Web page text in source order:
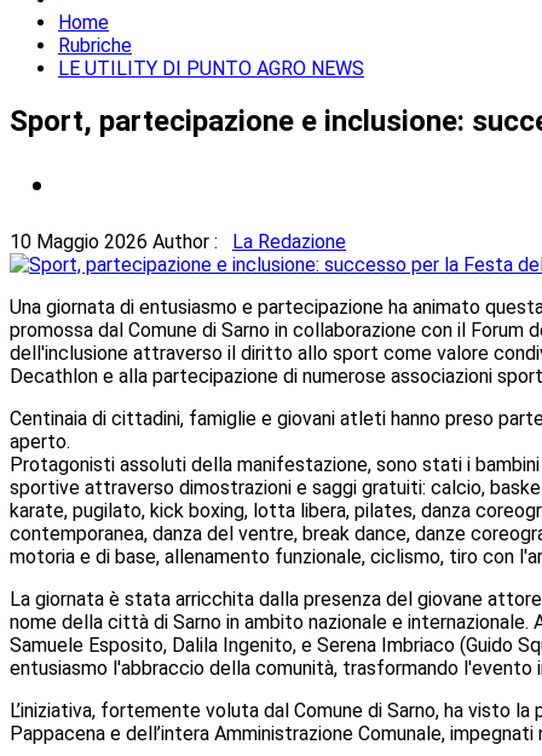
Home
Rubriche
LE UTILITY DI PUNTO AGRO NEWS
Sport, partecipazione e inclusione:
10 Maggio 2026 Author : La Redazione
Una giornata di entusiasmo e partecipazione ha animato
promossa dal Comune di Sarno in collaborazione con il
dell'inclusione attraverso il diritto allo sport come valore
Decathlon e alla partecipazione di numerose associazioni
Centinaia di cittadini, famiglie e giovani atleti hanno preso
aperto.
Protagonisti assoluti della manifestazione, sono stati i
sportive attraverso dimostrazioni e saggi gratuiti: calcio,
karate, pugilato, kick boxing, lotta libera, pilates, danza
contemporanea, danza del ventre, break dance, danze
motoria e di base, allenamento funzionale, ciclismo, tiro con
La giornata è stata arricchita dalla presenza del giovane
nome della città di Sarno in ambito nazionale e internazionale.
Samuele Esposito, Dalila Ingenito, e Serena Imbriaco (Guido
entusiasmo l'abbraccio della comunità, trasformando l'evento
L’iniziativa, fortemente voluta dal Comune di Sarno, ha visto
Pappacena e dell’intera Amministrazione Comunale,